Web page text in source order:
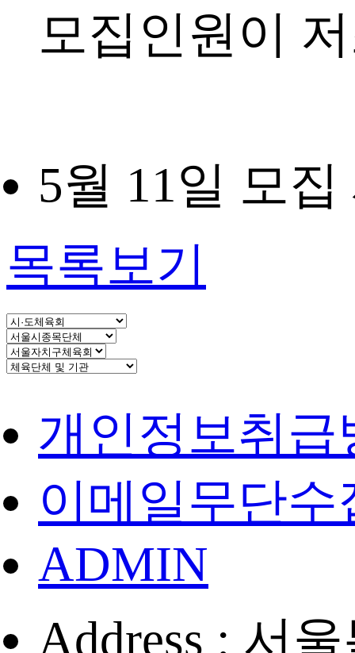
모집인원이
5월 11일 모
목록보기
개인정보취급
이메일무단수
ADMIN
Address : 서